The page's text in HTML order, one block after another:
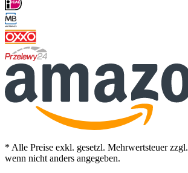
* Alle Preise exkl. gesetzl. Mehrwertsteuer zzgl.
wenn nicht anders angegeben.